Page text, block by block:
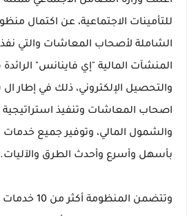
للتأمينات الاجتماعية، عن اكتمال
الشاملة لأصحاب المعاشات والتي
المنشآت المالية "إي فاينانس"
والتحصيل الإلكتروني، ذلك في إطار
اصحاب المعاشات وتنفيذ استراتيجية
والشمول المالي، وتوفير جميع
بأسهل وأسرع وأحدث الطرق والآليات.
وتتضمن